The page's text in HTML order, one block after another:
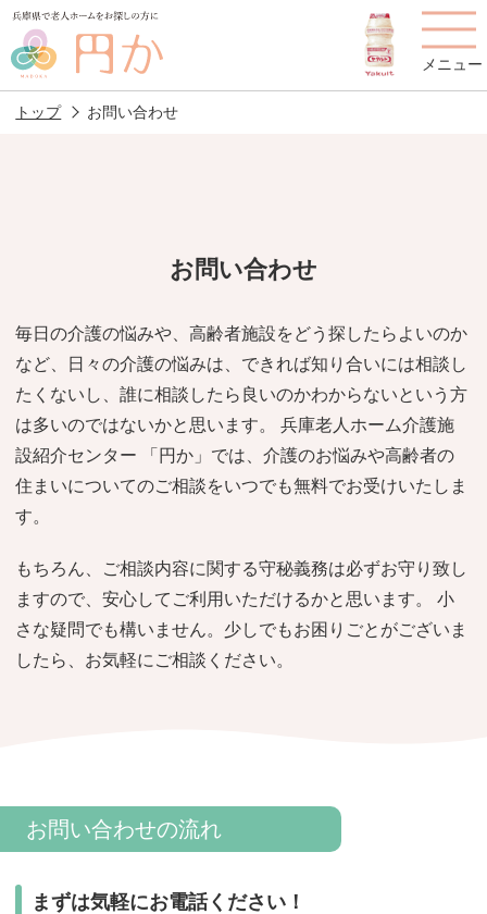
メニュー
老人ホームの種類 よくあるご質問
アクセス
相談者様の声 お役立ち情報
おすすめ施設特集
トップ お問い合わせ
お問い合わせ
毎日の介護の悩みや、高齢者施設をどう探したらよいのか
など、日々の介護の悩みは、できれば知り合いには相談し
たくないし、誰に相談したら良いのかわからないという方
は多いのではないかと思います。 兵庫老人ホーム介護施
設紹介センター 「円か」では、介護のお悩みや高齢者の
住まいについてのご相談をいつでも無料でお受けいたしま
す。
もちろん、ご相談内容に関する守秘義務は必ずお守り致し
ますので、安心してご利用いただけるかと思います。 小
さな疑問でも構いません。少しでもお困りごとがございま
したら、お気軽にご相談ください。
お問い合わせの流れ
まずは気軽にお電話ください！